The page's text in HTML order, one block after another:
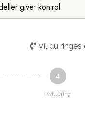
giver kontrol
Vil du ringes
4
Kvittering